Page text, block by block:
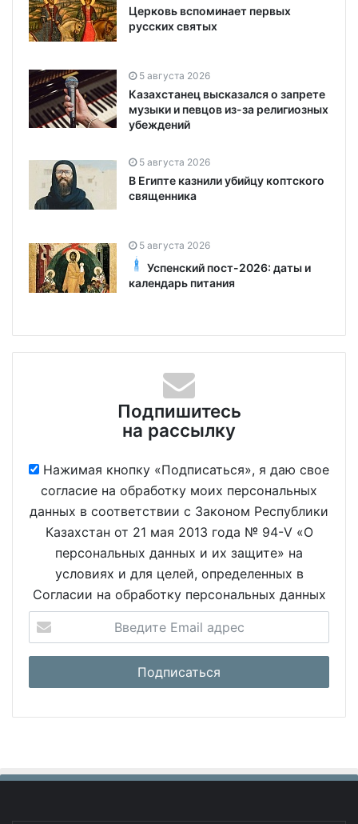
Церковь вспоминает первых
русских святых
5 августа 2026
Казахстанец высказался о запрете
музыки и певцов из-за религиозных
убеждений
5 августа 2026
В Египте казнили убийцу коптского
священника
5 августа 2026
Успенский пост-2026: даты и
календарь питания
Подпишитесь
на рассылку
Нажимая кнопку «Подписаться», я даю свое
согласие на обработку моих персональных
данных в соответствии с Законом Республики
Казахстан от 21 мая 2013 года № 94-V «О
персональных данных и их защите» на
условиях и для целей, определенных в
Согласии на обработку персональных данных